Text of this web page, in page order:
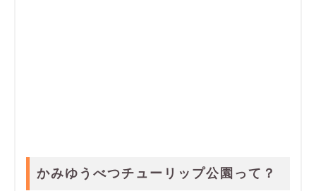
かみゆうべつチューリップ公園って？